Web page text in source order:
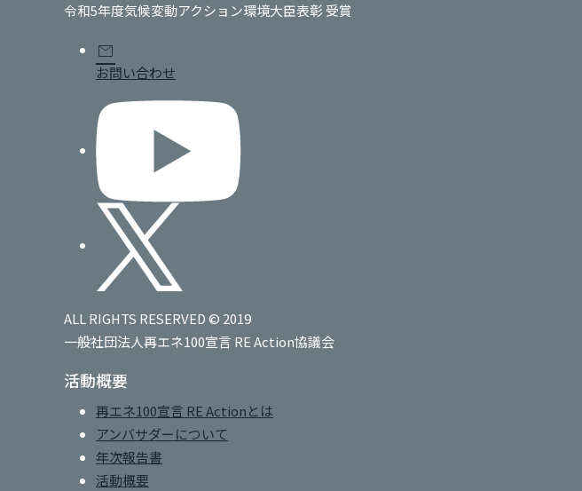
令和5年度気候変動アクション環境大臣表彰 受賞
mail
お問い合わせ
ALL RIGHTS RESERVED © 2019
一般社団法人再エネ100宣言 RE Action協議会
活動概要
再エネ100宣言 RE Actionとは
アンバサダーについて
年次報告書
活動概要